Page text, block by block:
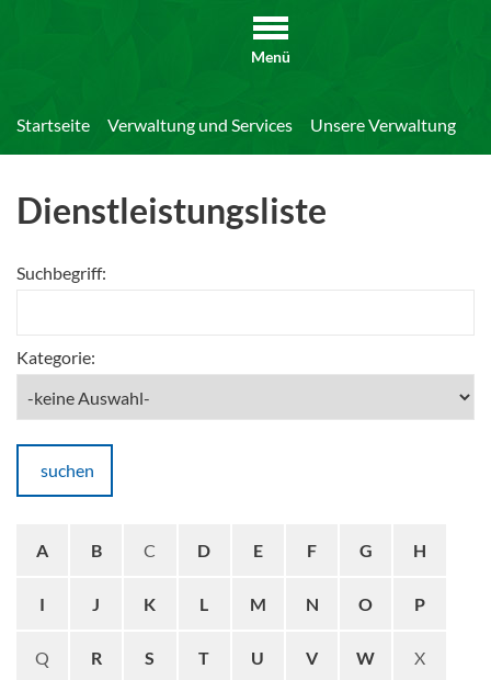
Menü
Startseite Verwaltung und Services Unsere Verwaltung
Dienstleistungsliste
Suchbegriff:
Kategorie:
suchen
A B C D E F G H
I J K L M N O P
Q R S T U V W X